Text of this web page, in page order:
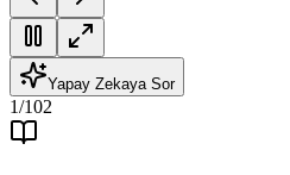
Yapay Zekaya Sor
1/102